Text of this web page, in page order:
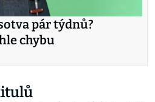
pár týdnů?
chybu